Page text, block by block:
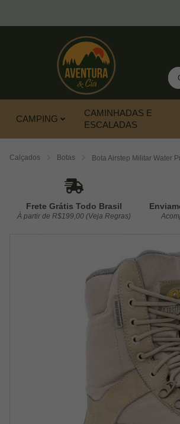
CAMPING
CAMINHADAS E
ESCALADAS
Calçados Botas Bota Airstep Militar Water
Frete Grátis Todo Brasil
À partir de R$199,00 (Veja Regras)